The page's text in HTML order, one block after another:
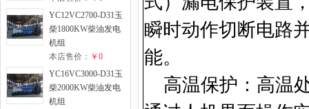
YC12VC2700-D31玉
柴1800KW柴油发电
机组
本店售价： ￥0
YC16VC3000-D31玉
柴2000KW柴油发电
机组
瞬时动作切断电路
能。
高温保护：高温